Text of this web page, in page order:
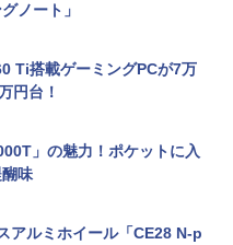
ノート」
Ti搭載ゲーミングPCが7万
円台！
」の魅力！ポケットに入
味
アルミホイール「CE28 N-p